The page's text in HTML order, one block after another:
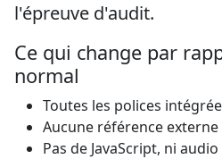
l'épreuve d'audit.
Ce qui change par
normal
Toutes les polices
Aucune référence externe
Pas de JavaScript, ni